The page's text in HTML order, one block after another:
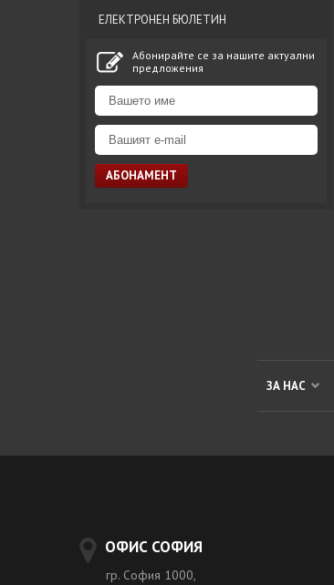
ЕЛЕКТРОНЕН БЮЛЕТИН
Абонирайте се за нашите актуални
предложения
ЗА НАС
ОФИС СОФИЯ
гр. София 1000,